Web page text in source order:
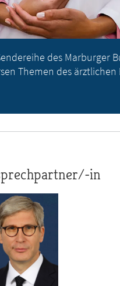
des Marburger
Themen des ärztlichen
in